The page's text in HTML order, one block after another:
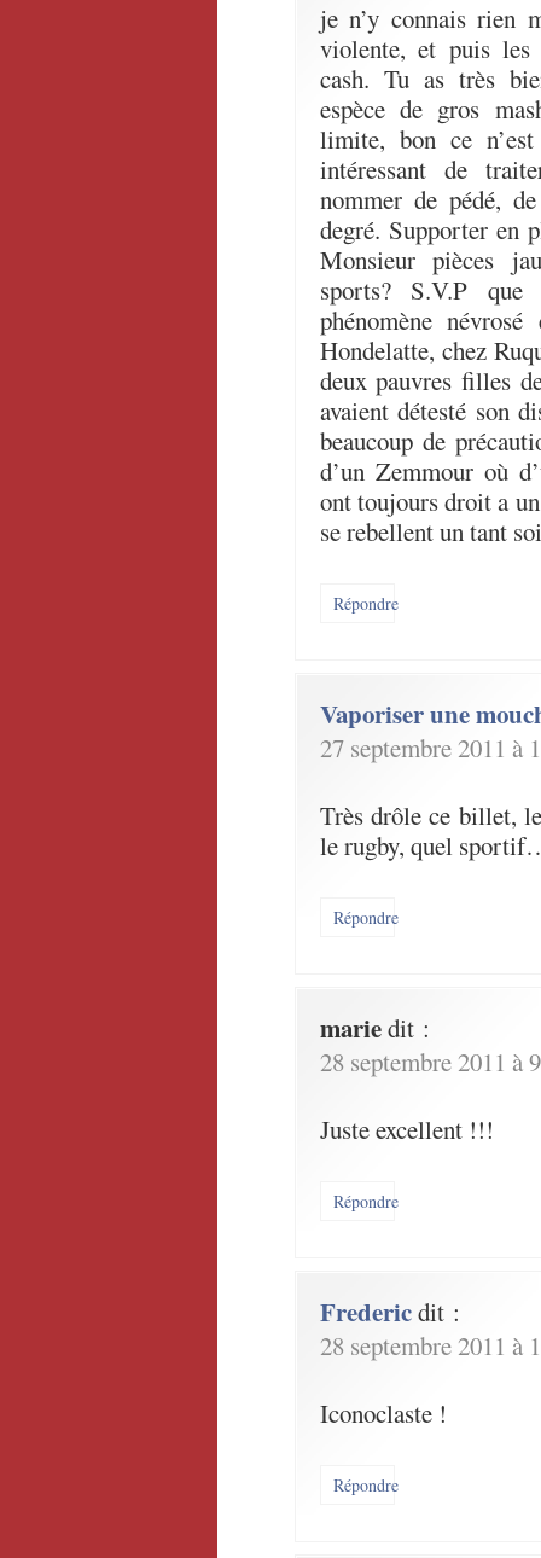
je n’y connais rien
violente, et puis
cash. Tu as très
espèce de gros
limite, bon ce
intéressant de
nommer de pédé,
degré. Supporter en
Monsieur pièces
sports? S.V.P
phénomène
Hondelatte, chez
deux pauvres filles
avaient détesté son
beaucoup de
d’un Zemmour où
ont toujours droit a
se rebellent un tant
Répondre
Vaporiser une
27 septembre 2011 à
Très drôle ce billet,
le rugby, quel
Répondre
mariedit :
28 septembre 2011 à
Juste excellent !!!
Répondre
Fredericdit :
28 septembre 2011 à
Iconoclaste !
Répondre